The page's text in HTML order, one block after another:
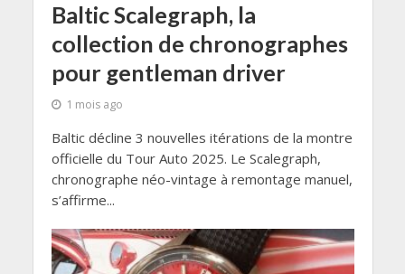
Baltic Scalegraph, la
collection de chronographes
pour gentleman driver
1 mois ago
Baltic décline 3 nouvelles itérations de la montre
officielle du Tour Auto 2025. Le Scalegraph,
chronographe néo-vintage à remontage manuel,
s’affirme...